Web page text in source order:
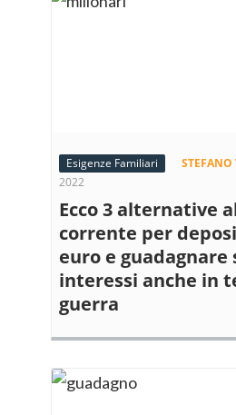
Esigenze Familiari STEFANO
2022
Ecco 3 alternative
corrente per
euro e guadagnare
interessi anche in
guerra